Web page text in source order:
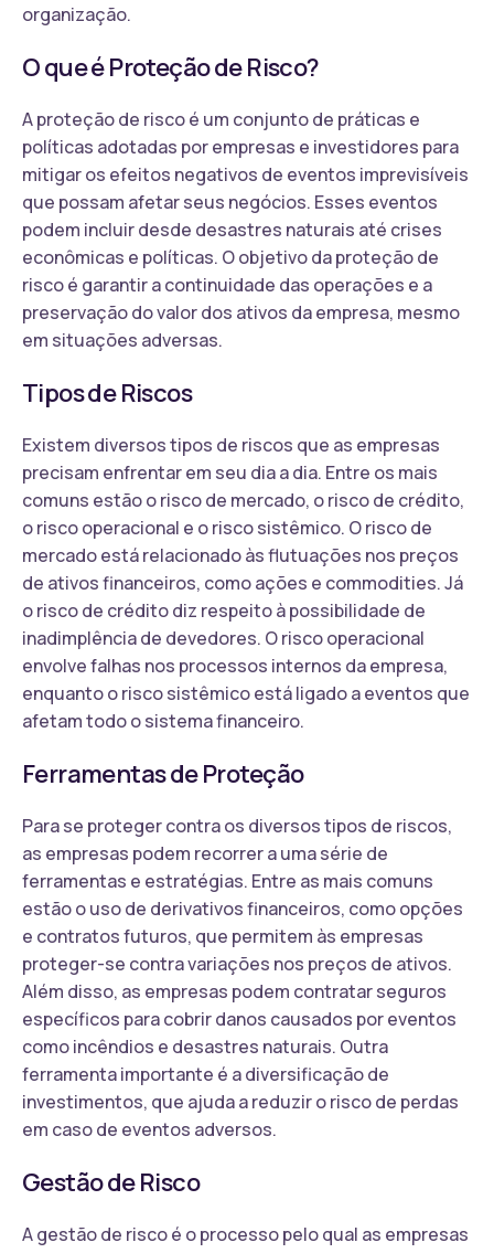
organização.
O que é Proteção de Risco?
A proteção de risco é um conjunto de práticas e
políticas adotadas por empresas e investidores para
mitigar os efeitos negativos de eventos imprevisíveis
que possam afetar seus negócios. Esses eventos
podem incluir desde desastres naturais até crises
econômicas e políticas. O objetivo da proteção de
risco é garantir a continuidade das operações e a
preservação do valor dos ativos da empresa, mesmo
em situações adversas.
Tipos de Riscos
Existem diversos tipos de riscos que as empresas
precisam enfrentar em seu dia a dia. Entre os mais
comuns estão o risco de mercado, o risco de crédito,
o risco operacional e o risco sistêmico. O risco de
mercado está relacionado às flutuações nos preços
de ativos financeiros, como ações e commodities. Já
o risco de crédito diz respeito à possibilidade de
inadimplência de devedores. O risco operacional
envolve falhas nos processos internos da empresa,
enquanto o risco sistêmico está ligado a eventos que
afetam todo o sistema financeiro.
Ferramentas de Proteção
Para se proteger contra os diversos tipos de riscos,
as empresas podem recorrer a uma série de
ferramentas e estratégias. Entre as mais comuns
estão o uso de derivativos financeiros, como opções
e contratos futuros, que permitem às empresas
proteger-se contra variações nos preços de ativos.
Além disso, as empresas podem contratar seguros
específicos para cobrir danos causados por eventos
como incêndios e desastres naturais. Outra
ferramenta importante é a diversificação de
investimentos, que ajuda a reduzir o risco de perdas
em caso de eventos adversos.
Gestão de Risco
A gestão de risco é o processo pelo qual as empresas